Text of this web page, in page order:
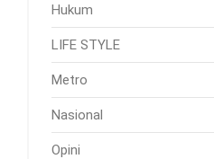
Hukum
LIFE STYLE
Metro
Nasional
Opini